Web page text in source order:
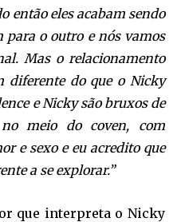
então eles acabam sendo
o outro e nós vamos
Mas o relacionamento
diferente do que o Nicky
e Nicky são bruxos de
no meio do coven, com
e sexo e eu acredito que
a se explorar.”
que interpreta o Nicky